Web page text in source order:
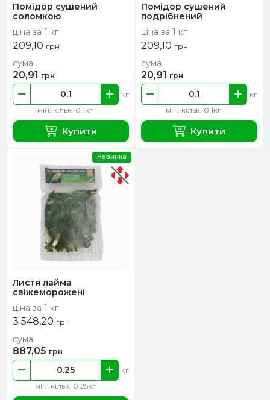
Помідор сушений
соломкою
ціна за 1 кг
209,10 грн
мін. кільк. 0.1кг
кг
сума
20,91 грн
Купити
Помідор сушений
подрібнений
ціна за 1 кг
209,10 грн
мін. кільк. 0.1кг
кг
сума
20,91 грн
Купити
Листя лайма
свіжеморожені
ціна за 1 кг
3 548,20 грн
мін. кільк. 0.25кг
кг
сума
887,05 грн
Новинка